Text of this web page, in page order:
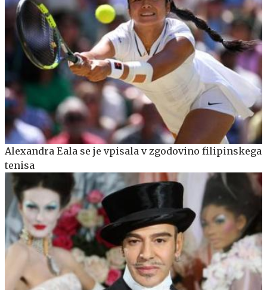
Alexandra Eala se je vpisala v zgodovino filipinskega
tenisa